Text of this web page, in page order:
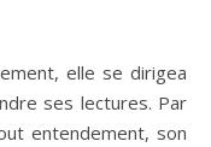
elle se dirigea
ses lectures. Par
entendement, son